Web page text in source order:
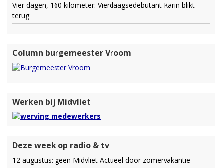
Vier dagen, 160 kilometer: Vierdaagsedebutant Karin blikt
terug
Column burgemeester Vroom
Werken bij Midvliet
Deze week op radio & tv
12 augustus: geen Midvliet Actueel door zomervakantie